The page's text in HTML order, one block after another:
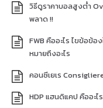
วิธีดูราคาบอลสูงต่ำ
พลาด !!
FWB คืออะไร ไขข้อข้
หมายถึงอะไร
คอนซีเยเร
HDP แฮนดิแคป คืออะ